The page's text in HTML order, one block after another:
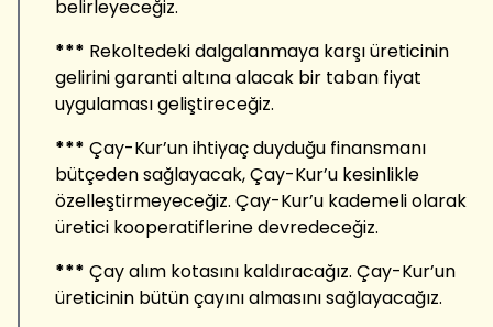
belirleyeceğiz.
*** Rekoltedeki dalgalanmaya karşı üreticinin
gelirini garanti altına alacak bir taban fiyat
uygulaması geliştireceğiz.
*** Çay-Kur’un ihtiyaç duyduğu finansmanı
bütçeden sağlayacak, Çay-Kur’u kesinlikle
özelleştirmeyeceğiz. Çay-Kur’u kademeli olarak
üretici kooperatiflerine devredeceğiz.
*** Çay alım kotasını kaldıracağız. Çay-Kur’un
üreticinin bütün çayını almasını sağlayacağız.